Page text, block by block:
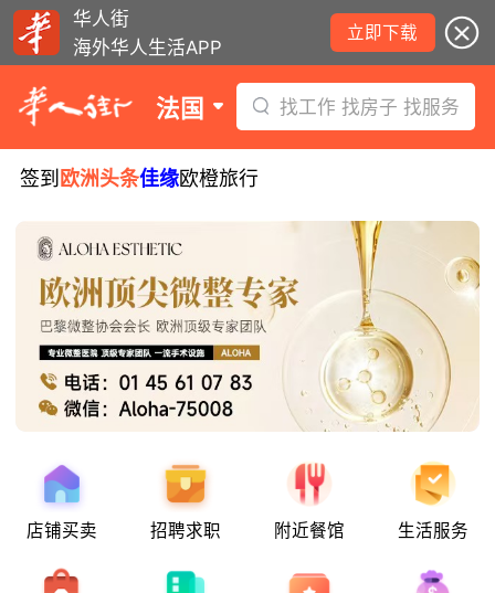
华人街
海外华人生活APP
立即下载
法国 找工作 找房子 找服务
签到 欧洲头条佳缘欧橙旅行
店铺买卖 招聘求职 附近餐馆 生活服务